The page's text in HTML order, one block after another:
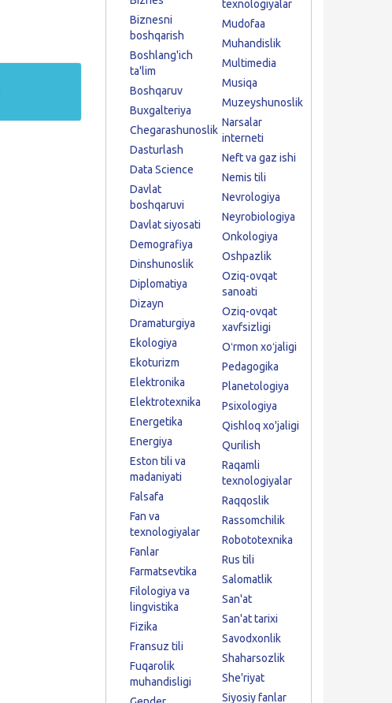
Biznesni
boshqarish
Boshlang'ich
ta'lim
Boshqaruv
Buxgalteriya
Chegarashunoslik
Dasturlash
Data Science
Davlat
boshqaruvi
Davlat siyosati
Demografiya
Dinshunoslik
Diplomatiya
Dizayn
Dramaturgiya
Ekologiya
Ekoturizm
Elektronika
Elektrotexnika
Energetika
Energiya
Eston tili va
madaniyati
Falsafa
Fan va
texnologiyalar
Fanlar
Farmatsevtika
Filologiya va
lingvistika
Fizika
Fransuz tili
Fuqarolik
muhandisligi
texnologiyalar
Mudofaa
Muhandislik
Multimedia
Musiqa
Muzeyshunoslik
Narsalar
interneti
Neft va gaz ishi
Nemis tili
Nevrologiya
Neyrobiologiya
Onkologiya
Oshpazlik
Oziq-ovqat
sanoati
Oziq-ovqat
xavfsizligi
Oʻrmon xoʻjaligi
Pedagogika
Planetologiya
Psixologiya
Qishloq xo'jaligi
Qurilish
Raqamli
texnologiyalar
Raqqoslik
Rassomchilik
Robototexnika
Rus tili
Salomatlik
San'at
San'at tarixi
Savodxonlik
Shaharsozlik
She'riyat
Siyosiy fanlar